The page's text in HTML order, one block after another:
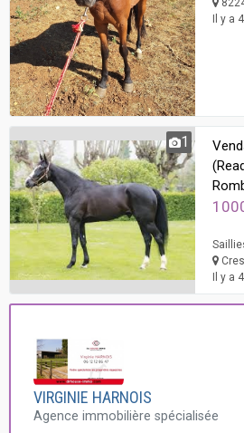
Il y a
1
Il y a
VIRGINIE HARNOIS
Agence immobilière spécialisée